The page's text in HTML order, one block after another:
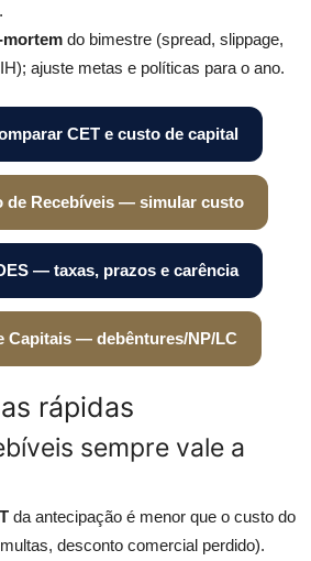
do bimestre (spread, slippage,
ajuste metas e políticas para o ano.
CET e custo de capital
de Recebíveis — simular custo
— taxas, prazos e carência
Capitais — debêntures/NP/LC
rápidas
sempre vale a
da antecipação é menor que o custo do
desconto comercial perdido).